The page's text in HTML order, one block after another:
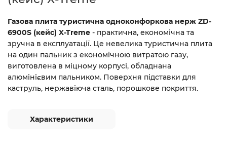
Газова плита туристична одноконфоркова нерж ZD-
6900S (кейс) X-Treme - практична, економічна та
зручна в експлуатації. Це невелика туристична плита
на один пальник з економічною витратою газу,
виготовлена в міцному корпусі, обладнана
алюмінієвим пальником. Поверхня підставки для
каструль, нержавіюча сталь, порошкове покриття.
Характеристики